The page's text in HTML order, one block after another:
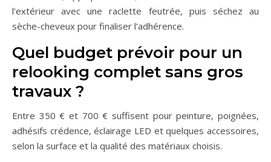
l’extérieur avec une raclette feutrée, puis séchez au
sèche-cheveux pour finaliser l’adhérence.
Quel budget prévoir pour un
relooking complet sans gros
travaux ?
Entre 350 € et 700 € suffisent pour peinture, poignées,
adhésifs crédence, éclairage LED et quelques accessoires,
selon la surface et la qualité des matériaux choisis.